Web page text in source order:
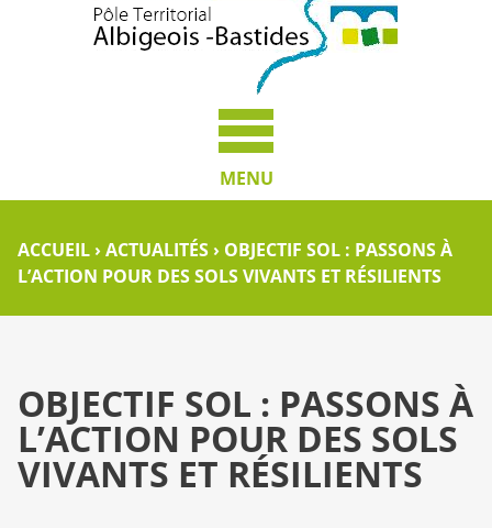
MENU
ACCUEIL ›ACTUALITÉS › OBJECTIF SOL : PASSONS À
L’ACTION POUR DES SOLS VIVANTS ET RÉSILIENTS
OBJECTIF SOL : PASSONS À
L’ACTION POUR DES SOLS
VIVANTS ET RÉSILIENTS